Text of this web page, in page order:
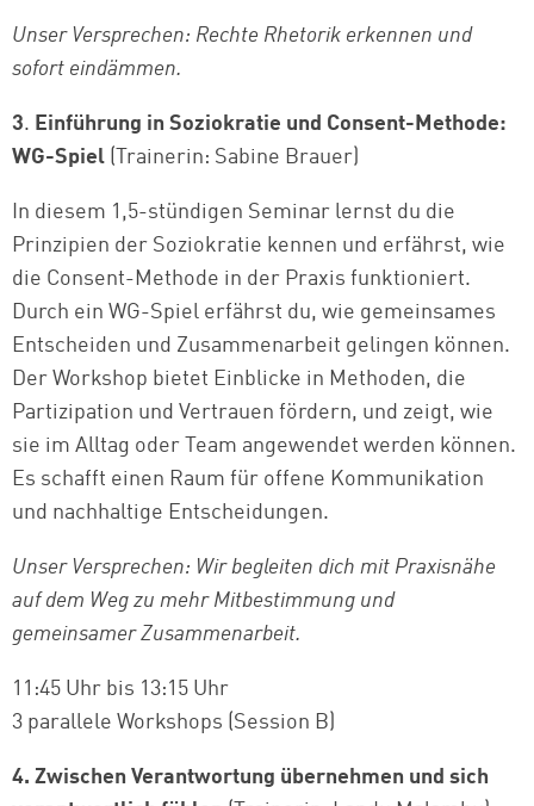
Unser Versprechen: Rechte Rhetorik erkennen und
sofort eindämmen.
3. Einführung in Soziokratie und Consent-Methode:
WG-Spiel (Trainerin: Sabine Brauer)
In diesem 1,5-stündigen Seminar lernst du die
Prinzipien der Soziokratie kennen und erfährst, wie
die Consent-Methode in der Praxis funktioniert.
Durch ein WG-Spiel erfährst du, wie gemeinsames
Entscheiden und Zusammenarbeit gelingen können.
Der Workshop bietet Einblicke in Methoden, die
Partizipation und Vertrauen fördern, und zeigt, wie
sie im Alltag oder Team angewendet werden können.
Es schafft einen Raum für offene Kommunikation
und nachhaltige Entscheidungen.
Unser Versprechen: Wir begleiten dich mit Praxisnähe
auf dem Weg zu mehr Mitbestimmung und
gemeinsamer Zusammenarbeit.
11:45 Uhr bis 13:15 Uhr
3 parallele Workshops (Session B)
4. Zwischen Verantwortung übernehmen und sich